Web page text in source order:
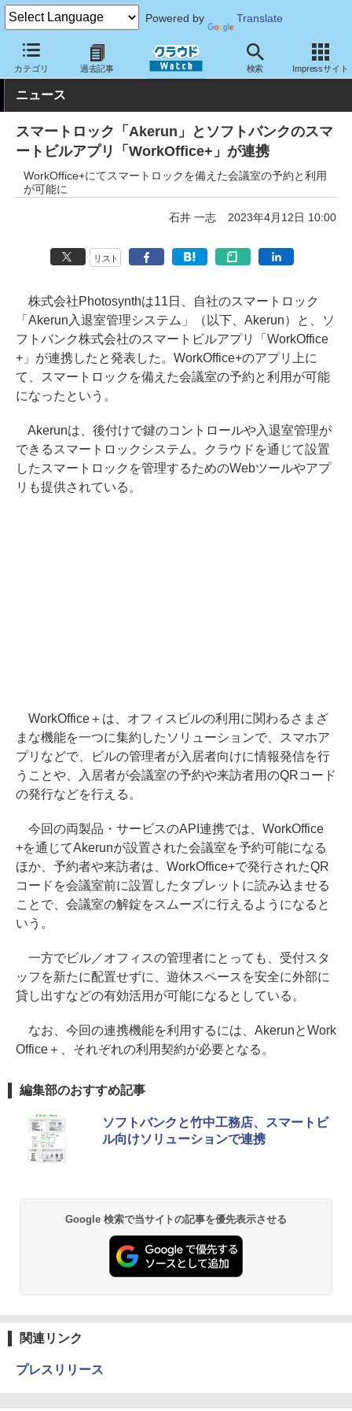
Powered by Translate
カテゴリ 過去記事 検索 Impressサイト
クラウド Watch トピック 協業・提携 国内
ニュース
スマートロック「Akerun」とソフトバンクのスマ
ートビルアプリ「WorkOffice+」が連携
WorkOffice+にてスマートロックを備えた会議室の予約と利用
が可能に
石井 一志 2023年4月12日 10:00
リスト
株式会社Photosynthは11日、自社のスマートロック
「Akerun入退室管理システム」（以下、Akerun）と、ソ
フトバンク株式会社のスマートビルアプリ「WorkOffice
+」が連携したと発表した。WorkOffice+のアプリ上に
て、スマートロックを備えた会議室の予約と利用が可能
になったという。
Akerunは、後付けで鍵のコントロールや入退室管理が
できるスマートロックシステム。クラウドを通じて設置
したスマートロックを管理するためのWebツールやアプ
リも提供されている。
WorkOffice＋は、オフィスビルの利用に関わるさまざ
まな機能を一つに集約したソリューションで、スマホア
プリなどで、ビルの管理者が入居者向けに情報発信を行
うことや、入居者が会議室の予約や来訪者用のQRコード
の発行などを行える。
今回の両製品・サービスのAPI連携では、WorkOffice
+を通じてAkerunが設置された会議室を予約可能になる
ほか、予約者や来訪者は、WorkOffice+で発行されたQR
コードを会議室前に設置したタブレットに読み込ませる
ことで、会議室の解錠をスムーズに行えるようになると
いう。
一方でビル／オフィスの管理者にとっても、受付スタ
ッフを新たに配置せずに、遊休スペースを安全に外部に
貸し出すなどの有効活用が可能になるとしている。
なお、今回の連携機能を利用するには、AkerunとWork
Office＋、それぞれの利用契約が必要となる。
編集部のおすすめ記事
ソフトバンクと竹中工務店、スマートビ
ル向けソリューションで連携
Google 検索で当サイトの記事を優先表示させる
関連リンク
プレスリリース